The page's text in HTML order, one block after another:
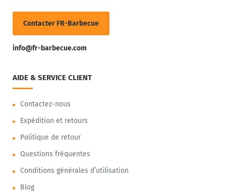
Contacter FR-Barbecue
info@fr-barbecue.com
AIDE & SERVICE CLIENT
Contactez-nous
Expédition et retours
Politique de retour
Questions fréquentes
Conditions générales d’utilisation
Blog